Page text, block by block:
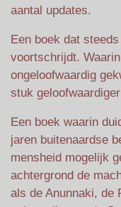
aantal updates.
Een boek dat
voortschrijdt.
ongeloofwaardig
stuk
Een boek waarin
jaren buitenaardse
mensheid mogelijk
achtergrond de
als de Anunnaki, de